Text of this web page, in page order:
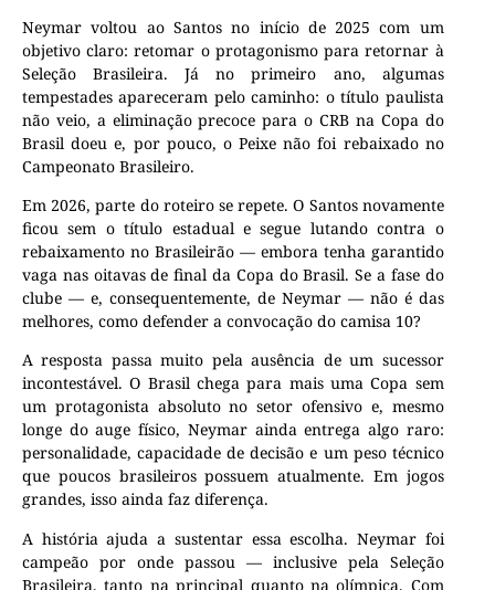
Neymar voltou ao Santos no início de 2025 com um
objetivo claro: retomar o protagonismo para retornar à
Seleção Brasileira. Já no primeiro ano, algumas
tempestades apareceram pelo caminho: o título paulista
não veio, a eliminação precoce para o CRB na Copa do
Brasil doeu e, por pouco, o Peixe não foi rebaixado no
Campeonato Brasileiro.
Em 2026, parte do roteiro se repete. O Santos novamente
ficou sem o título estadual e segue lutando contra o
rebaixamento no Brasileirão — embora tenha garantido
vaga nas oitavas de final da Copa do Brasil. Se a fase do
clube — e, consequentemente, de Neymar — não é das
melhores, como defender a convocação do camisa 10?
A resposta passa muito pela ausência de um sucessor
incontestável. O Brasil chega para mais uma Copa sem
um protagonista absoluto no setor ofensivo e, mesmo
longe do auge físico, Neymar ainda entrega algo raro:
personalidade, capacidade de decisão e um peso técnico
que poucos brasileiros possuem atualmente. Em jogos
grandes, isso ainda faz diferença.
A história ajuda a sustentar essa escolha. Neymar foi
campeão por onde passou — inclusive pela Seleção
Brasileira, tanto na principal quanto na olímpica. Com